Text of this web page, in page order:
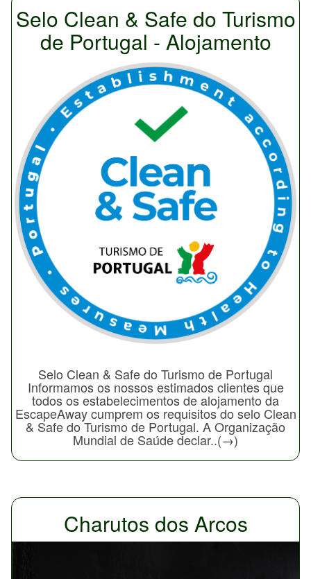
Selo Clean & Safe do Turismo
de Portugal - Alojamento
Selo Clean & Safe do Turismo de Portugal
Informamos os nossos estimados clientes que
todos os estabelecimentos de alojamento da
EscapeAway cumprem os requisitos do selo Clean
& Safe do Turismo de Portugal. A Organização
Mundial de Saúde declar..(→)
Charutos dos Arcos